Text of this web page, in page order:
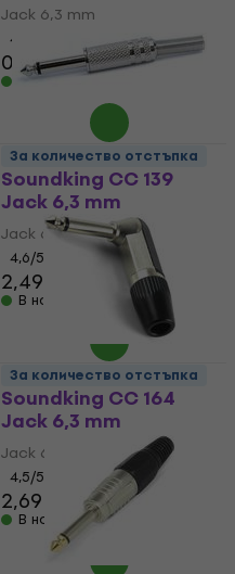
Jack 6,3 mm
4,5
0,99 €
В наличност
Soundking CC 139
Jack 6,3 mm
Jack 6,3 mm
4,6/5
2,49 €
В наличност
За количество отстъпка
Soundking CC 164
Jack 6,3 mm
Jack 6,3 mm
4,5/5
2,69 €
В наличност
За количество отстъпка